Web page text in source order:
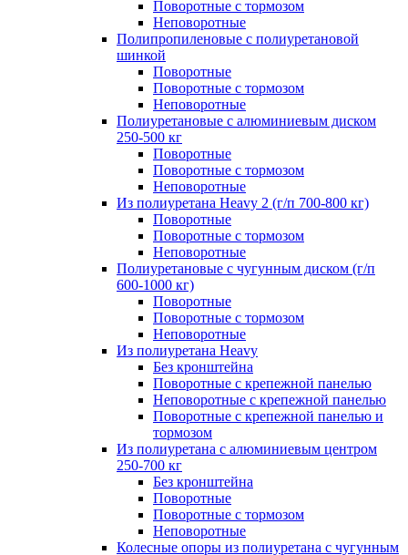
Поворотные с тормозом
Неповоротные
Полипропиленовые с полиуретановой
шинкой
Поворотные
Поворотные с тормозом
Неповоротные
Полиуретановые с алюминиевым диском
250-500 кг
Поворотные
Поворотные с тормозом
Неповоротные
Из полиуретана Heavy 2 (г/п 700-800 кг)
Поворотные
Поворотные с тормозом
Неповоротные
Полиуретановые с чугунным диском (г/п
600-1000 кг)
Поворотные
Поворотные с тормозом
Неповоротные
Из полиуретана Heavy
Без кронштейна
Поворотные с крепежной панелью
Неповоротные с крепежной панелью
Поворотные с крепежной панелью и
тормозом
Из полиуретана с алюминиевым центром
250-700 кг
Без кронштейна
Поворотные
Поворотные с тормозом
Неповоротные
Колесные опоры из полиуретана с чугунным